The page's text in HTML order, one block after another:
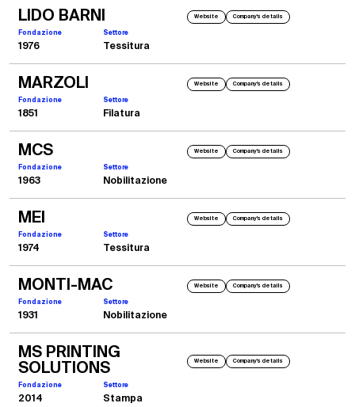
LIDO BARNI Website Company's details
Fondazione Settore
1976 Tessitura
MARZOLI Website Company's details
Fondazione Settore
1851 Filatura
MCS Website Company's details
Fondazione Settore
1963 Nobilitazione
MEI Website Company's details
Fondazione Settore
1974 Tessitura
MONTI-MAC Website Company's details
Fondazione Settore
1931 Nobilitazione
MS PRINTING
SOLUTIONS
Website Company's details
Fondazione Settore
2014 Stampa